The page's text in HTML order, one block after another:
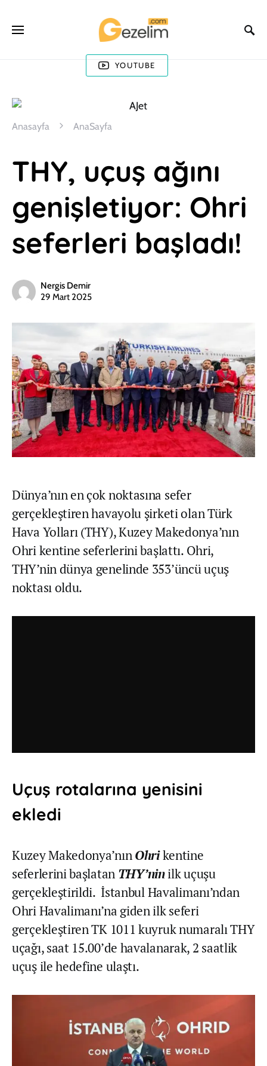
YOUTUBE
Anasayfa AnaSayfa
THY, uçuş ağını
genişletiyor: Ohri
seferleri başladı!
Nergis Demir
29 Mart 2025
Dünya’nın en çok noktasına sefer
gerçekleştiren havayolu şirketi olan Türk
Hava Yolları (THY), Kuzey Makedonya’nın
Ohri kentine seferlerini başlattı. Ohri,
THY’nin dünya genelinde 353’üncü uçuş
noktası oldu.
Uçuş rotalarına yenisini
ekledi
Kuzey Makedonya’nınOhrikentine
seferlerini başlatan THY’ninilk uçuşu
gerçekleştirildi. İstanbul Havalimanı’ndan
Ohri Havalimanı’na giden ilk seferi
gerçekleştiren TK 1011 kuyruk numaralı THY
uçağı, saat 15.00’de havalanarak, 2 saatlik
uçuş ile hedefine ulaştı.